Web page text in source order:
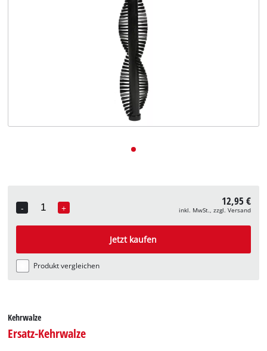
-
Quantity
+ 12,95 €
inkl. MwSt., zzgl. Versand
Jetzt kaufen
Produkt vergleichen
Kehrwalze
Ersatz-Kehrwalze